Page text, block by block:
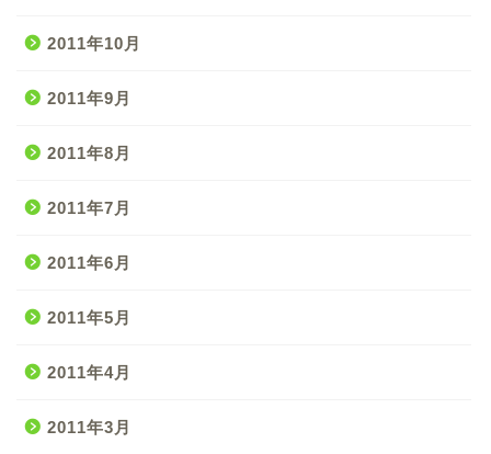
2011年10月
2011年9月
2011年8月
2011年7月
2011年6月
2011年5月
2011年4月
2011年3月